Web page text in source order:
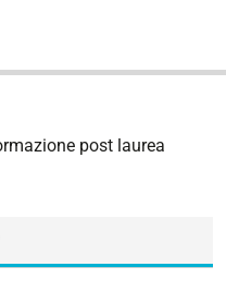
post laurea